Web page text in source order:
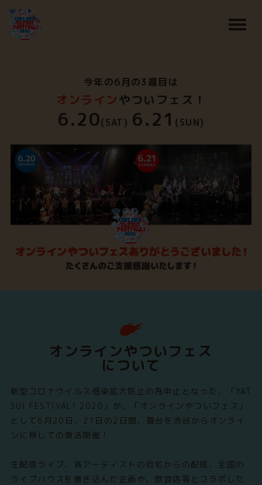
今年の6月の3週目は
オンラインやついフェス！
6.20(SAT) 6.21 (SUN)
オンラインやついフェス
について
新型コロナウイルス感染拡大防止の為中止となった、「YAT
SUI FESTIVAL! 2020」が、「オンラインやついフェス」
として6月20日、21日の2日間、舞台を渋谷からオンライ
ンに移しての復活開催！
生配信ライブ、各アーティストの自宅からの配信、全国の
ライブハウスを巻き込んだ企画や、飲食店等とコラボした